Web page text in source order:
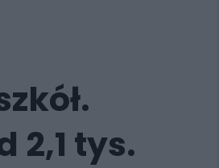
2,1 tys.